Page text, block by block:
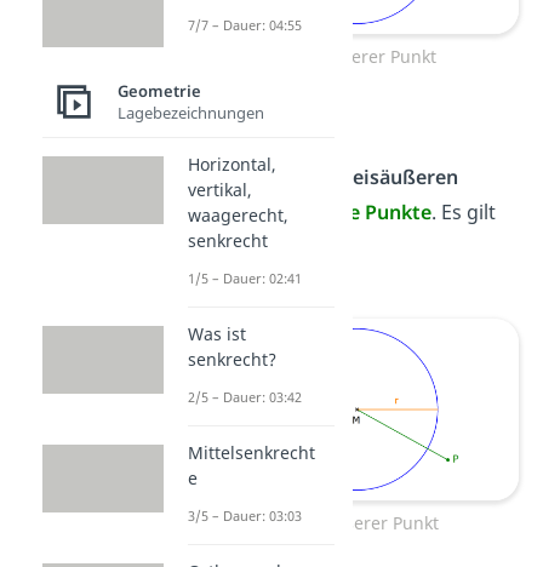
Kreis Innerer Punkt
Äußerer Punkt
Alle Punkte
im Kreisäußeren
nennst du
äußere Punkte. Es gilt
Kreis Äußerer Punkt
7/7 – Dauer: 04:55
Geometrie
Lagebezeichnungen
Horizontal,
vertikal,
waagerecht,
senkrecht
1/5 – Dauer: 02:41
Was ist
senkrecht?
2/5 – Dauer: 03:42
Mittelsenkrecht
e
3/5 – Dauer: 03:03